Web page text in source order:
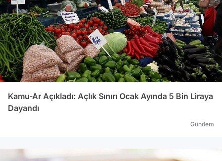
Kamu-Ar Açıkladı: Açlık Sınırı Ocak Ayında 5 Bin Liraya
Dayandı
Gündem